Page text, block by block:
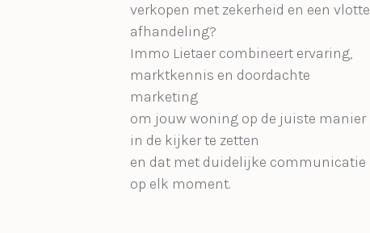
verkopen met zekerheid en een vlotte
afhandeling?
Immo Lietaer combineert ervaring,
marktkennis en doordachte
marketing
om jouw woning op de juiste manier
in de kijker te zetten
en dat met duidelijke communicatie
op elk moment.